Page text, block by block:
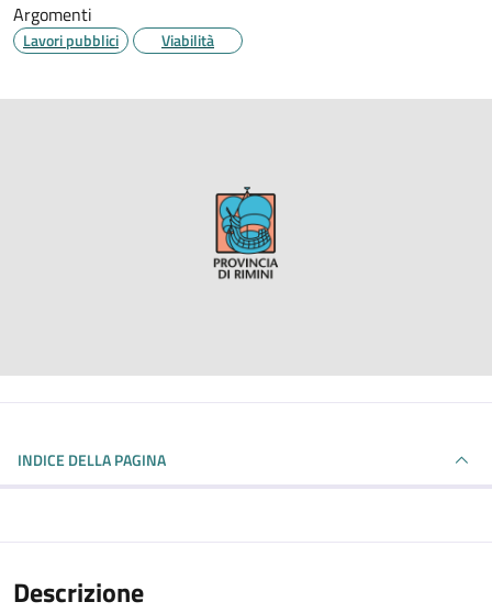
Argomenti
Lavori pubblici Viabilità
INDICE DELLA PAGINA
Descrizione